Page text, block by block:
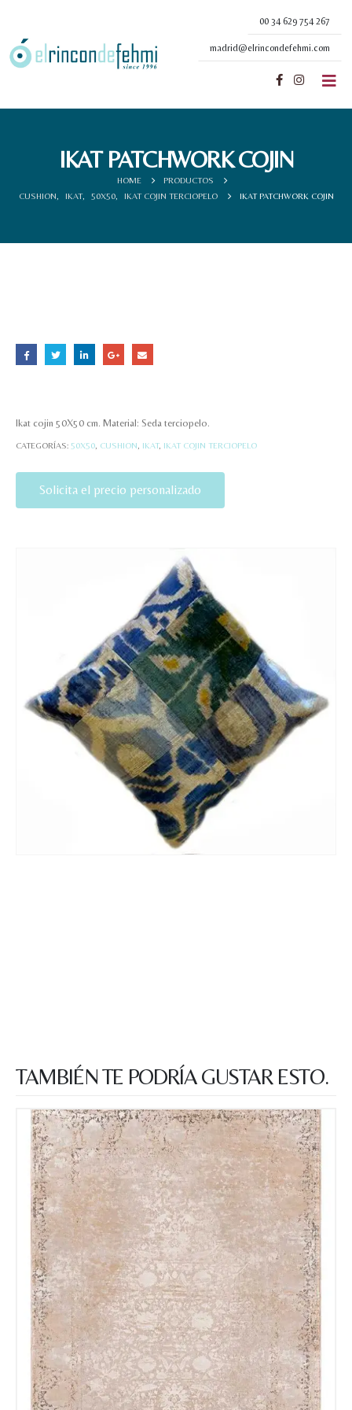
00 34 629 754 267
madrid@elrincondefehmi.com
IKAT PATCHWORK COJIN
HOME
PRODUCTOS
CUSHION
IKAT, 50X50, IKAT COJIN TERCIOPELO IKAT PATCHWORK COJIN
Ikat cojin 50X50 cm. Material: Seda terciopelo.
CATEGORÍAS: 50X50 CUSHION IKAT, IKAT COJIN TERCIOPELO
Solicita el precio personalizado
TAMBIÉN TE PODRÍA GUSTAR ESTO.